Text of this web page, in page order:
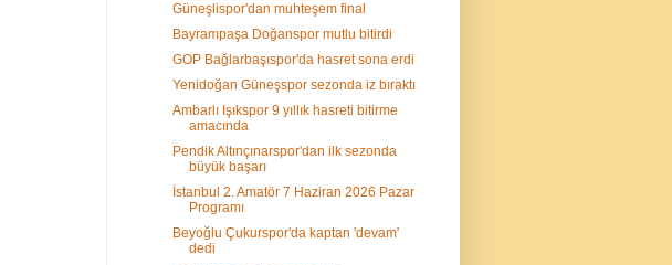
Güneşlispor'dan muhteşem final
Bayrampaşa Doğanspor mutlu bitirdi
GOP Bağlarbaşıspor'da hasret sona erdi
Yenidoğan Güneşspor sezonda iz bıraktı
Ambarlı Işıkspor 9 yıllık hasreti bitirme
amacında
Pendik Altınçınarspor'dan ilk sezonda
büyük başarı
İstanbul 2. Amatör 7 Haziran 2026 Pazar
Programı
Beyoğlu Çukurspor'da kaptan 'devam'
dedi